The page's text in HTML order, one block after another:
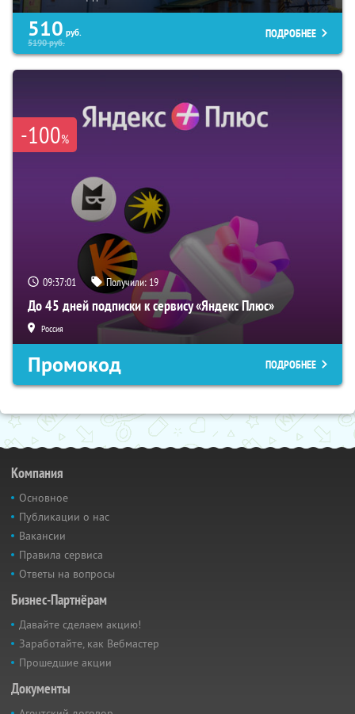
510 руб.
5190руб.
ПОДРОБНЕЕ
-100%
09:37:00 Получили: 19
До 45 дней подписки к сервису «Яндекс Плюс»
Россия
Промокод ПОДРОБНЕЕ
Компания
Основное
Публикации о нас
Вакансии
Правила сервиса
Ответы на вопросы
Бизнес-Партнёрам
Давайте сделаем акцию!
Заработайте, как Вебмастер
Прошедшие акции
Документы